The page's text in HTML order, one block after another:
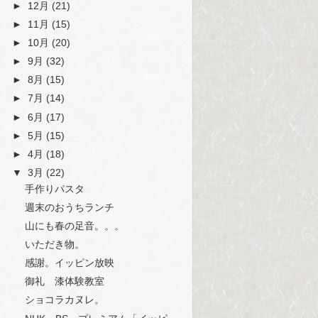
► 12月 (21)
► 11月 (15)
► 10月 (20)
►9月 (32)
►8月 (15)
►7月 (14)
►6月 (17)
►5月 (15)
►4月 (18)
▼3月 (22)
手作りパスタ
週末のおうちランチ
山にも春の足音。。。
いただき物。
感謝。イッピン放映
御礼 漆体験教室
ショコラカヌレ。